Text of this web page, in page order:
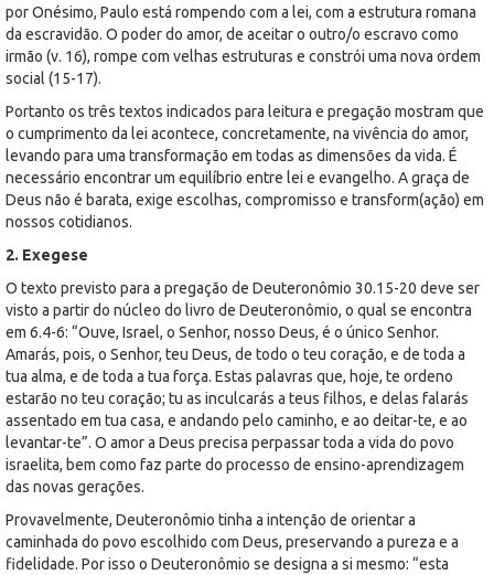
por Onésimo, Paulo está rompendo com a lei, com a estrutura romana
da escravidão. O poder do amor, de aceitar o outro/o escravo como
irmão (v. 16), rompe com velhas estruturas e constrói uma nova ordem
social (15-17).
Portanto os três textos indicados para leitura e pregação mostram que
o cumprimento da lei acontece, concretamente, na vivência do amor,
levando para uma transformação em todas as dimensões da vida. É
necessário encontrar um equilíbrio entre lei e evangelho. A graça de
Deus não é barata, exige escolhas, compromisso e transform(ação) em
nossos cotidianos.
2. Exegese
O texto previsto para a pregação de Deuteronômio 30.15-20 deve ser
visto a partir do núcleo do livro de Deuteronômio, o qual se encontra
em 6.4-6: “Ouve, Israel, o Senhor, nosso Deus, é o único Senhor.
Amarás, pois, o Senhor, teu Deus, de todo o teu coração, e de toda a
tua alma, e de toda a tua força. Estas palavras que, hoje, te ordeno
estarão no teu coração; tu as inculcarás a teus filhos, e delas falarás
assentado em tua casa, e andando pelo caminho, e ao deitar-te, e ao
levantar-te”. O amor a Deus precisa perpassar toda a vida do povo
israelita, bem como faz parte do processo de ensino-aprendizagem
das novas gerações.
Provavelmente, Deuteronômio tinha a intenção de orientar a
caminhada do povo escolhido com Deus, preservando a pureza e a
fidelidade. Por isso o Deuteronômio se designa a si mesmo: “esta